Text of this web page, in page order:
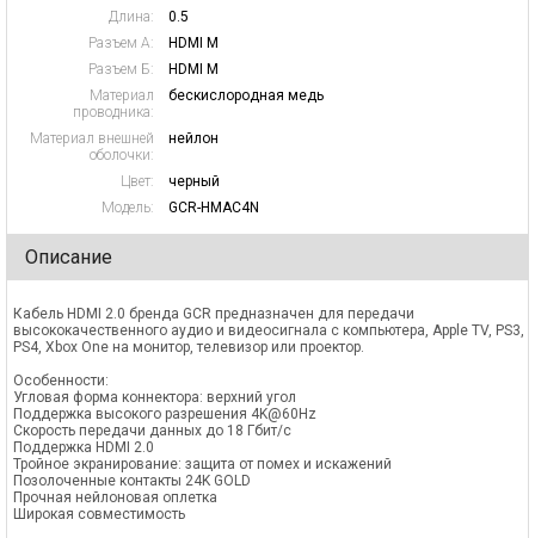
Длина:
0.5
Разъем А:
HDMI M
Разъем Б:
HDMI M
Материал
проводника:
бескислородная медь
Материал внешней
оболочки:
нейлон
Цвет:
черный
Модель:
GCR-HMAC4N
Описание
Кабель HDMI 2.0 бренда GCR предназначен для передачи
высококачественного аудио и видеосигнала с компьютера, Apple TV, PS3,
PS4, Xbox One на монитор, телевизор или проектор.
Особенности:
Угловая форма коннектора: верхний угол
Поддержка высокого разрешения 4K@60Hz
Скорость передачи данных до 18 Гбит/с
Поддержка HDMI 2.0
Тройное экранирование: защита от помех и искажений
Позолоченные контакты 24K GOLD
Прочная нейлоновая оплетка
Широкая совместимость